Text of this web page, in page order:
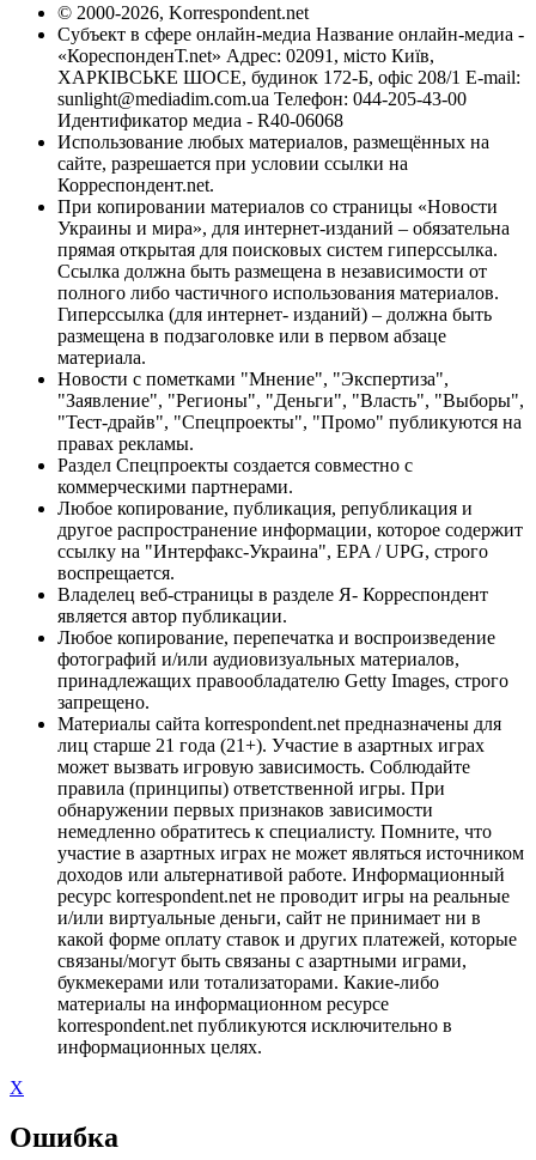
© 2000-2026, Korrespondent.net
Субъект в сфере онлайн-медиа Название онлайн-медиа -
«КореспонденТ.net» Адрес: 02091, місто Київ,
ХАРКІВСЬКЕ ШОСЕ, будинок 172-Б, офіс 208/1 E-mail:
sunlight@mediadim.com.ua Телефон: 044-205-43-00
Идентификатор медиа - R40-06068
Использование любых материалов, размещённых на
сайте, разрешается при условии ссылки на
Корреспондент.net.
При копировании материалов со страницы «Новости
Украины и мира», для интернет-изданий – обязательна
прямая открытая для поисковых систем гиперссылка.
Ссылка должна быть размещена в независимости от
полного либо частичного использования материалов.
Гиперссылка (для интернет- изданий) – должна быть
размещена в подзаголовке или в первом абзаце
материала.
Новости с пометками "Мнение", "Экспертиза",
"Заявление", "Регионы", "Деньги", "Власть", "Выборы",
"Тест-драйв", "Спецпроекты", "Промо" публикуются на
правах рекламы.
Раздел Спецпроекты создается совместно с
коммерческими партнерами.
Любое копирование, публикация, републикация и
другое распространение информации, которое содержит
ссылку на "Интерфакс-Украина", EPA / UPG, строго
воспрещается.
Владелец веб-страницы в разделе Я- Корреспондент
является автор публикации.
Любое копирование, перепечатка и воспроизведение
фотографий и/или аудиовизуальных материалов,
принадлежащих правообладателю Getty Images, строго
запрещено.
Материалы сайта korrespondent.net предназначены для
лиц старше 21 года (21+). Участие в азартных играх
может вызвать игровую зависимость. Соблюдайте
правила (принципы) ответственной игры. При
обнаружении первых признаков зависимости
немедленно обратитесь к специалисту. Помните, что
участие в азартных играх не может являться источником
доходов или альтернативой работе. Информационный
ресурс korrespondent.net не проводит игры на реальные
и/или виртуальные деньги, сайт не принимает ни в
какой форме оплату ставок и других платежей, которые
связаны/могут быть связаны с азартными играми,
букмекерами или тотализаторами. Какие-либо
материалы на информационном ресурсе
korrespondent.net публикуются исключительно в
информационных целях.
X
Ошибка